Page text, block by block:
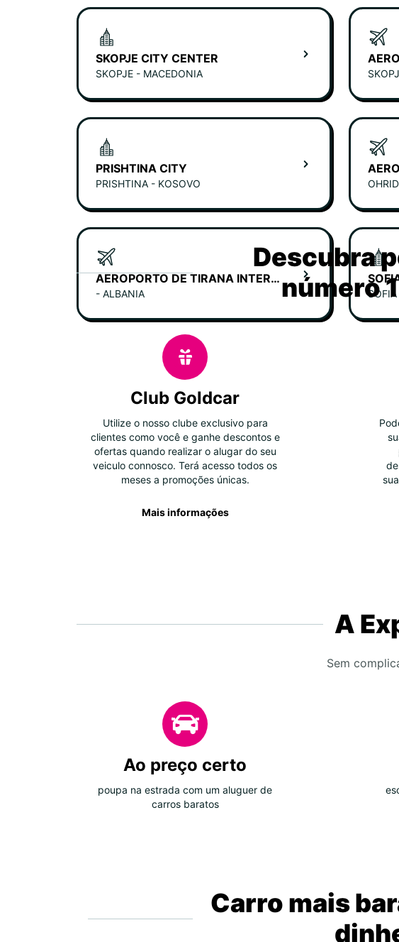
SKOPJE CITY CENTER
SKOPJE - MACEDONIA
PRISHTINA CITY
PRISHTINA - KOSOVO
AEROPORTO DE TIRANA INTERNACIONAL
- ALBANIA
Descubra
número
Club Goldcar
Utilize o nosso clube exclusivo para
clientes como você e ganhe descontos e
ofertas quando realizar o alugar do seu
veiculo connosco. Terá acesso todos os
meses a promoções únicas.
Mais informações
A
Sem
Ao preço certo
poupa na estrada com um aluguer de
carros baratos
Carro mais